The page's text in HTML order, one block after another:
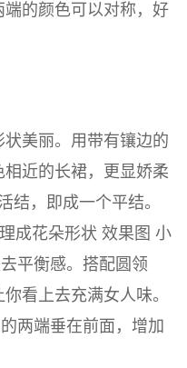
的颜色可以对称，好
美丽。用带有镶边的
近的长裙，更显娇柔
结，即成一个平结。
成花朵形状 效果图 小
平衡感。搭配圆领
看上去充满女人味。
两端垂在前面，增加